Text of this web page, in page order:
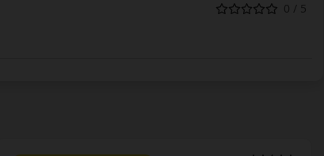
0 / 5